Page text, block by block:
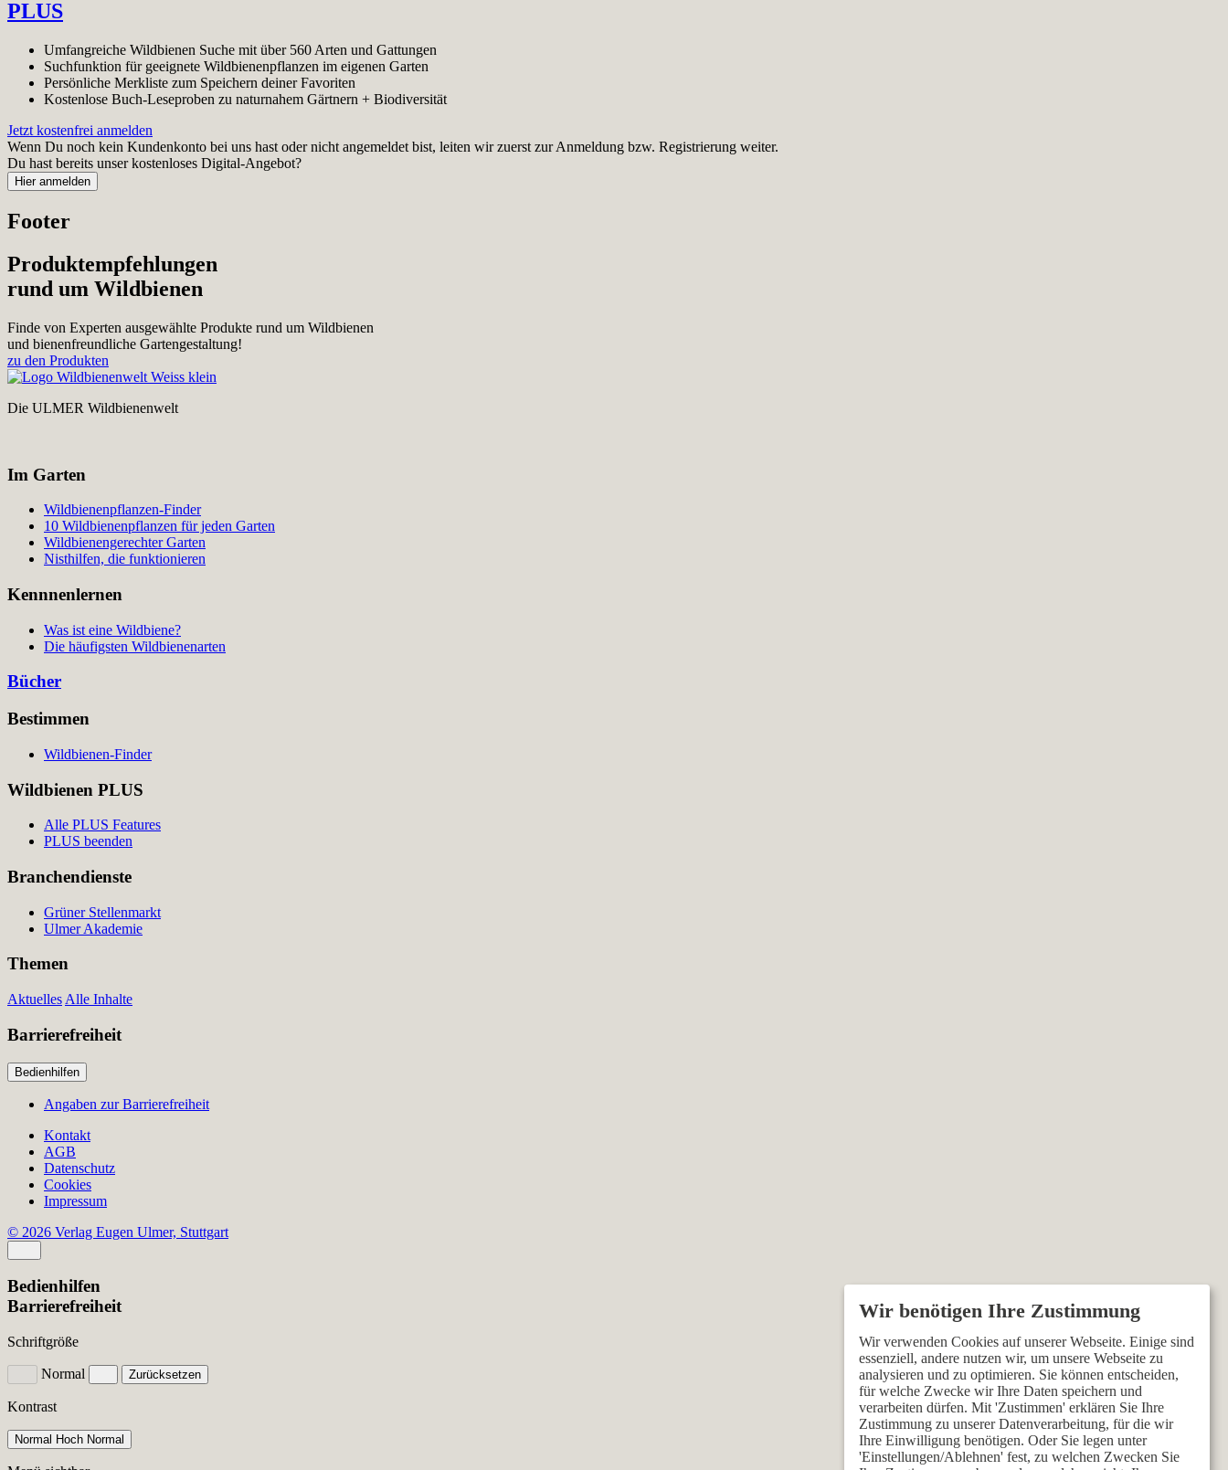
PLUS
Umfangreiche Wildbienen Suche mit über 560 Arten und Gattungen
Suchfunktion für geeignete Wildbienenpflanzen im eigenen Garten
Persönliche Merkliste zum Speichern deiner Favoriten
Kostenlose Buch-Leseproben zu naturnahem Gärtnern + Biodiversität
Jetzt kostenfrei anmelden
Wenn Du noch kein Kundenkonto bei uns hast oder nicht angemeldet bist, leiten wir zuerst zur Anmeldung bzw. Registrierung weiter.
Du hast bereits unser kostenloses Digital-Angebot?
Footer
Produktempfehlungen
rund um Wildbienen
Finde von Experten ausgewählte Produkte rund um Wildbienen
und bienenfreundliche Gartengestaltung!
zu den Produkten
Die ULMER Wildbienenwelt
Im Garten
Wildbienenpflanzen-Finder
10 Wildbienenpflanzen für jeden Garten
Wildbienengerechter Garten
Nisthilfen, die funktionieren
Kennnenlernen
Was ist eine Wildbiene?
Die häufigsten Wildbienenarten
Bücher
Bestimmen
Wildbienen-Finder
Wildbienen PLUS
Alle PLUS Features
PLUS beenden
Branchendienste
Grüner Stellenmarkt
Ulmer Akademie
Themen
Aktuelles Alle Inhalte
Barrierefreiheit
Bedienhilfen
Angaben zur Barrierefreiheit
Kontakt
AGB
Datenschutz
Cookies
Impressum
© 2026 Verlag Eugen Ulmer, Stuttgart
Bedienhilfen
Barrierefreiheit
Schriftgröße
Normal Zurücksetzen
Kontrast
Normal Hoch Normal
Wir verwenden Cookies auf unserer Webseite. Einige sind
essenziell, andere nutzen wir, um unsere Webseite zu
analysieren und zu optimieren. Sie können entscheiden,
für welche Zwecke wir Ihre Daten speichern und
verarbeiten dürfen. Mit 'Zustimmen' erklären Sie Ihre
Zustimmung zu unserer Datenverarbeitung, für die wir
Ihre Einwilligung benötigen. Oder Sie legen unter
'Einstellungen/Ablehnen' fest, zu welchen Zwecken Sie